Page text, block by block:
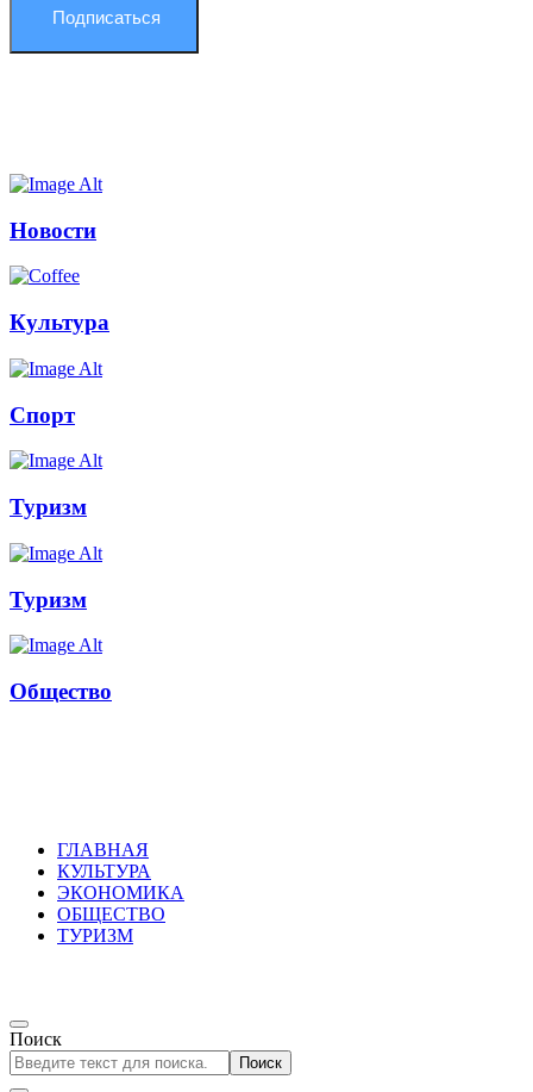
Подписаться
Новости
Культура
Спорт
Туризм
Туризм
Общество
ГЛАВНАЯ
КУЛЬТУРА
ЭКОНОМИКА
ОБЩЕСТВО
ТУРИЗМ
Поиск
Поиск